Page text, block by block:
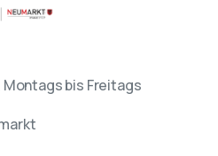
Montags bis Freitags